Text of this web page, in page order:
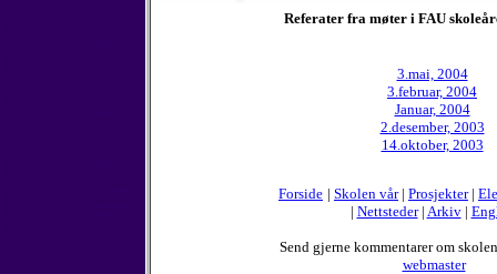
Referater fra møter i FAU
3.mai, 2004
3.februar, 2004
Januar, 2004
2.desember, 2003
14.oktober, 2003
Forside | Skolen vår| Prosjekter|
| Nettsteder| Arkiv|
Send gjerne kommentarer om
webmaster